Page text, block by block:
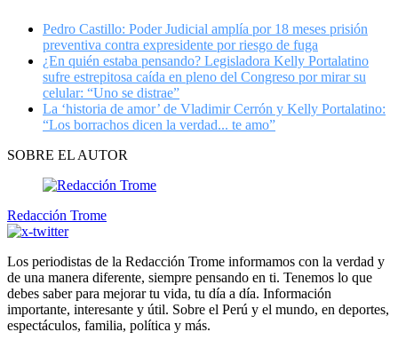
Pedro Castillo: Poder Judicial amplía por 18 meses prisión
preventiva contra expresidente por riesgo de fuga
¿En quién estaba pensando? Legisladora Kelly Portalatino
sufre estrepitosa caída en pleno del Congreso por mirar su
celular: “Uno se distrae”
La ‘historia de amor’ de Vladimir Cerrón y Kelly Portalatino:
“Los borrachos dicen la verdad... te amo”
SOBRE EL AUTOR
Redacción Trome
Los periodistas de la Redacción Trome informamos con la verdad y
de una manera diferente, siempre pensando en ti. Tenemos lo que
debes saber para mejorar tu vida, tu día a día. Información
importante, interesante y útil. Sobre el Perú y el mundo, en deportes,
espectáculos, familia, política y más.